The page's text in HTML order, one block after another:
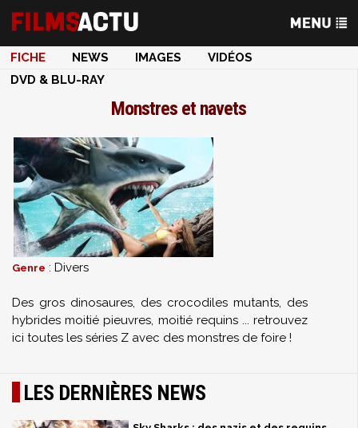
FICHE NEWS IMAGES
VIDÉOS
DVD & BLU-RAY
Monstres et navets
Genre : Divers
Des gros dinosaures, des crocodiles mutants, des
hybrides moitié pieuvres, moitié requins ... retrouvez
ici toutes les séries Z avec des monstres de foire !
LES DERNIÈRES NEWS